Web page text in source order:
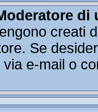
di
creati
Se
e-mail o